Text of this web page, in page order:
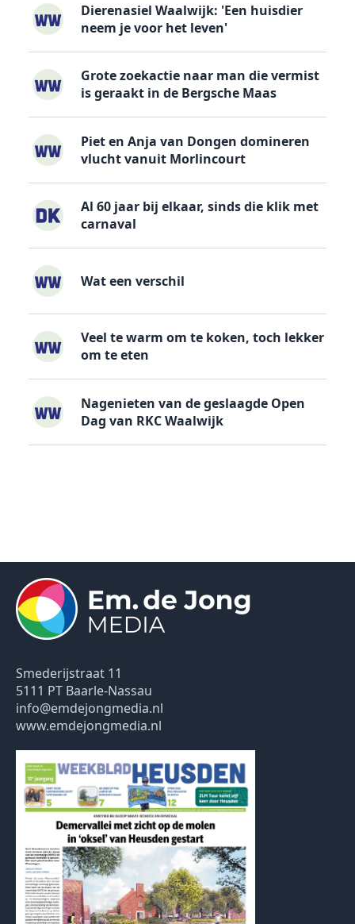
Dierenasiel Waalwijk: 'Een huisdier
neem je voor het leven'
Grote zoekactie naar man die vermist
is geraakt in de Bergsche Maas
Piet en Anja van Dongen domineren
vlucht vanuit Morlincourt
Al 60 jaar bij elkaar, sinds die klik met
carnaval
Wat een verschil
Veel te warm om te koken, toch lekker
om te eten
Nagenieten van de geslaagde Open
Dag van RKC Waalwijk
Smederijstraat 11
5111 PT Baarle-Nassau
info@emdejongmedia.nl
www.emdejongmedia.nl